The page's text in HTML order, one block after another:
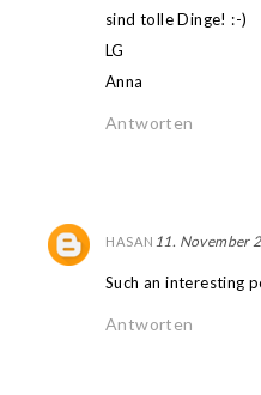
sind tolle Dinge! :-)
LG
Anna
Antworten
HASAN 11. November
Such an interesting
Antworten